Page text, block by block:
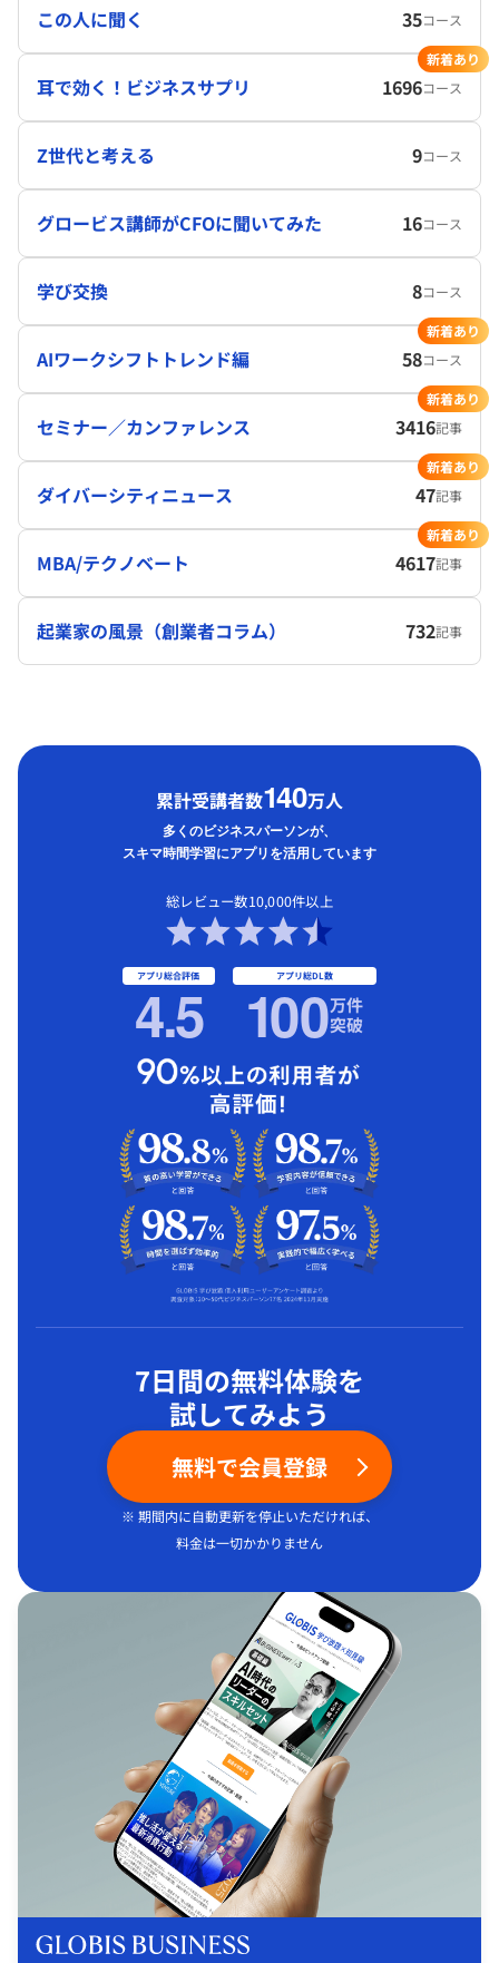
この人に聞く 35コース
耳で効く！ビジネスサプリ 1696コース
新着あり
Z世代と考える 9コース
グロービス講師がCFOに聞いてみた 16コース
学び交換 8コース
AIワークシフトトレンド編 58コース
新着あり
セミナー／カンファレンス 3416記事
新着あり
ダイバーシティニュース 47記事
新着あり
MBA/テクノベート 4617記事
新着あり
起業家の風景（創業者コラム） 732記事
累計受講者数140万人
多くのビジネスパーソンが、
スキマ時間学習にアプリを活用しています
総レビュー数10,000件以上
アプリ総合評価
4.5 アプリ総DL数
100万件
突破
7日間の無料体験を
試してみよう
無料で会員登録
※ 期間内に自動更新を停止いただければ、
料金は一切かかりません